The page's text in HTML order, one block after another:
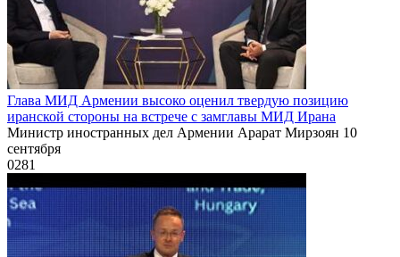
Глава МИД Армении высоко оценил твердую позицию
иранской стороны на встрече с замглавы МИД Ирана
Министр иностранных дел Армении Арарат Мирзоян 10
сентября
0281